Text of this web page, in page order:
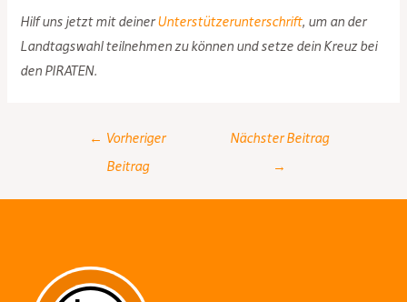
Hilf uns jetzt mit deinerUnterstützerunterschrift, um an der
Landtagswahl teilnehmen zu können und setze dein Kreuz bei
den PIRATEN.
navigation
← Vorheriger
Beitrag
Nächster Beitrag
→